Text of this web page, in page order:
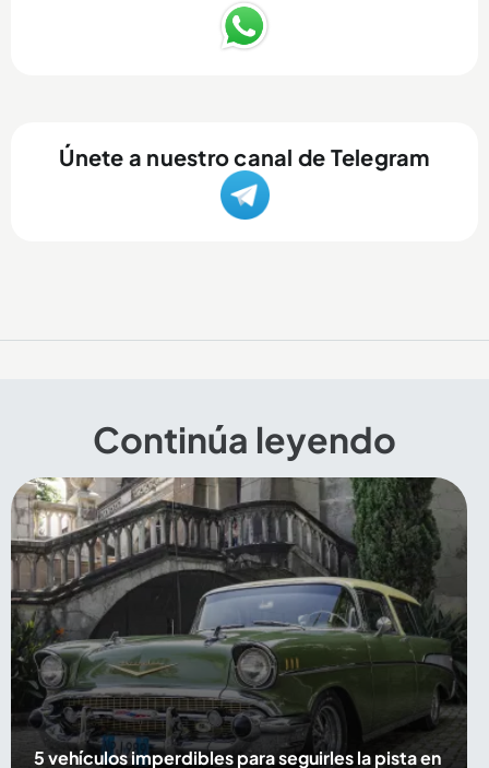
Únete a nuestro canal de Telegram
Continúa leyendo
5 vehículos imperdibles para seguirles la pista en